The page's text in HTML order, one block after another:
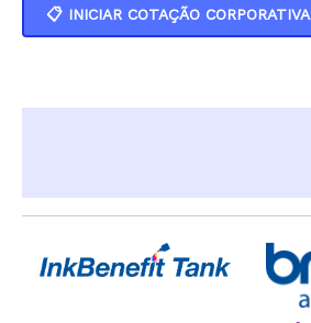
📋 INICIAR COTAÇÃO CORPORATIVA